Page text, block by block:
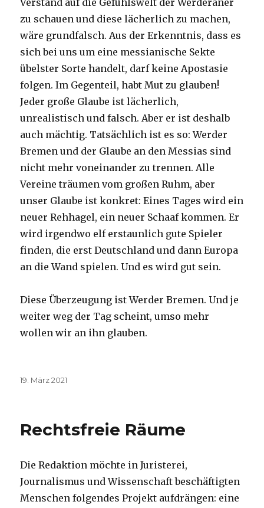
Verstand auf die Gefühlswelt der Werderaner
zu schauen und diese lächerlich zu machen,
wäre grundfalsch. Aus der Erkenntnis, dass es
sich bei uns um eine messianische Sekte
übelster Sorte handelt, darf keine Apostasie
folgen. Im Gegenteil, habt Mut zu glauben!
Jeder große Glaube ist lächerlich,
unrealistisch und falsch. Aber er ist deshalb
auch mächtig. Tatsächlich ist es so: Werder
Bremen und der Glaube an den Messias sind
nicht mehr voneinander zu trennen. Alle
Vereine träumen vom großen Ruhm, aber
unser Glaube ist konkret: Eines Tages wird ein
neuer Rehhagel, ein neuer Schaaf kommen. Er
wird irgendwo elf erstaunlich gute Spieler
finden, die erst Deutschland und dann Europa
an die Wand spielen. Und es wird gut sein.
Diese Überzeugung ist Werder Bremen. Und je
weiter weg der Tag scheint, umso mehr
wollen wir an ihn glauben.
Veröffentlicht
19. März 2021
Rechtsfreie Räume
Die Redaktion möchte in Juristerei,
Journalismus und Wissenschaft beschäftigten
Menschen folgendes Projekt aufdrängen: eine